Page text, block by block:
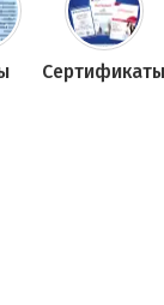
Сертификаты